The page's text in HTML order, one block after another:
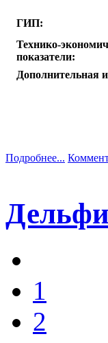
ГИП:
Технико-
показатели:
Дополнительная
Подробнее...
1
2